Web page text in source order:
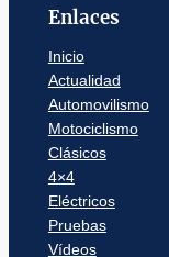
Enlaces
Inicio
Actualidad
Automovilismo
Motociclismo
Clásicos
4×4
Eléctricos
Pruebas
Vídeos